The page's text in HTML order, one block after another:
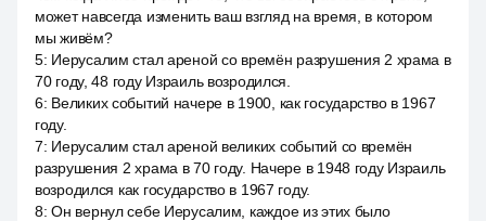
может навсегда изменить ваш взгляд на время, в котором
мы живём?
5: Иерусалим стал ареной со времён разрушения 2 храма в
70 году, 48 году Израиль возродился.
6: Великих событий начере в 1900, как государство в 1967
году.
7: Иерусалим стал ареной великих событий со времён
разрушения 2 храма в 70 году. Начере в 1948 году Израиль
возродился как государство в 1967 году.
8:Он вернул себе Иерусалим, каждое из этих было